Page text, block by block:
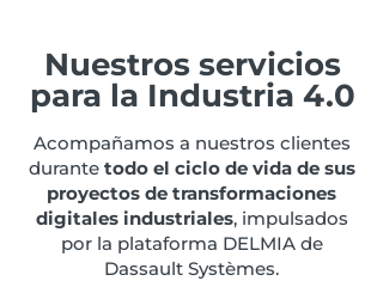
Nuestros servicios
para la Industria 4.0
Acompañamos a nuestros clientes
durante todo el ciclo de vida de sus
proyectos de transformaciones
digitales industriales, impulsados
por la plataforma DELMIA de
Dassault Systèmes.